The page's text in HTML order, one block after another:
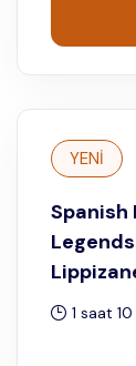
YENİ
Spanish
1 saat